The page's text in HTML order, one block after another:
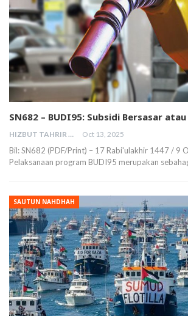
SN682 – BUDI95: Subsidi Bersasar
HIZBUT TAHRIR MALAYSIA Oct 13, 2025
Bil: SN682 (PDF/Print) – 17 Rabi'ulakhir 1447 / 9
Pelaksanaan program BUDI95 merupakan
SAUTUN NAHDHAH